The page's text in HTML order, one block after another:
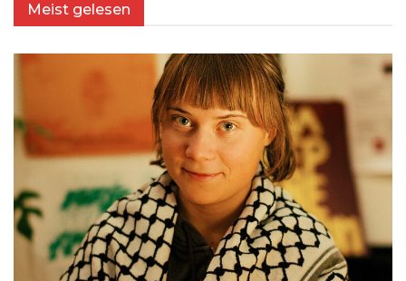
Meist gelesen